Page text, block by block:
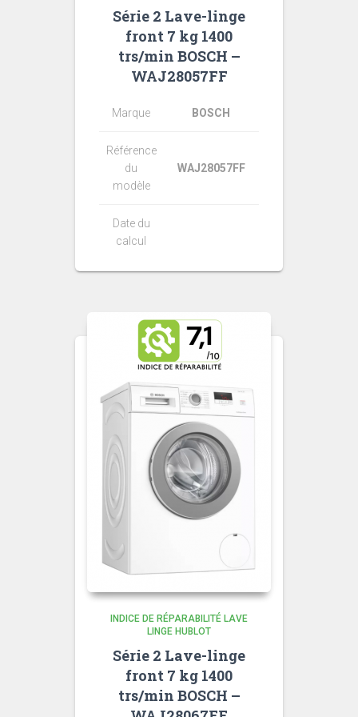
Série 2 Lave-linge
front 7 kg 1400
trs/min BOSCH –
WAJ28057FF
Marque BOSCH
Référence
du
modèle
WAJ28057FF
Date du
calcul
INDICE DE RÉPARABILITÉ LAVE
LINGE HUBLOT
Série 2 Lave-linge
front 7 kg 1400
trs/min BOSCH –